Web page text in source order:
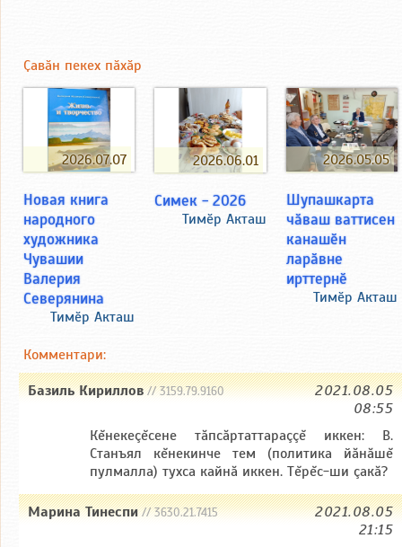
Ҫавӑн пекех пӑхӑр
2026.07.07
Новая книга
народного
художника
Чувашии
Валерия
Северянина
Тимӗр Акташ
2026.06.01
Симек - 2026
Тимӗр Акташ
2026.05.05
Шупашкарта
чӑваш ваттисен
канашӗн
ларӑвне
ирттернӗ
Тимӗр Акташ
Комментари:
Базиль Кириллов// 3159.79.9160
2021.08.05
08:55
Кĕнекеçĕсене тăпсăртаттараççĕ иккен: В.
Станъял кĕнекинче тем (политика йăнăшĕ
пулмалла) тухса кайнă иккен. Тĕрĕс-ши çакă?
Марина Тинеспи// 3630.21.7415
2021.08.05
21:15